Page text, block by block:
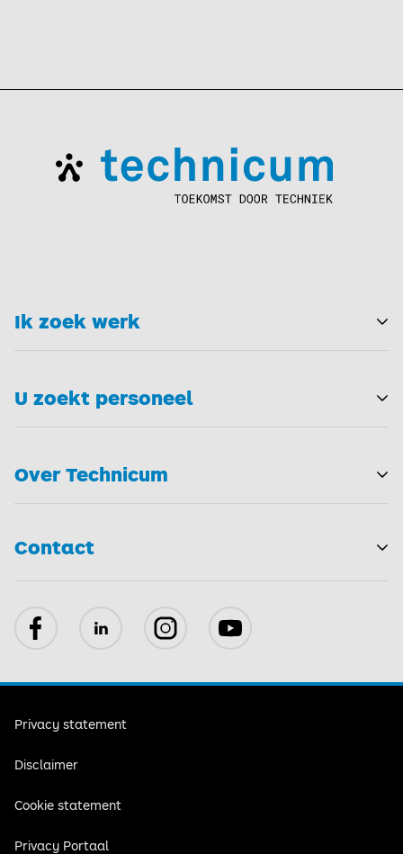
Ik zoek werk
U zoekt personeel
Over Technicum
Contact
FacebookLinkedIn InstagramYouTube
Privacy statement
Disclaimer
Cookie statement
Privacy Portaal